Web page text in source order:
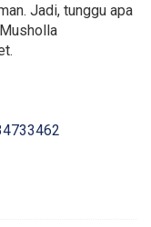
Jadi, tunggu apa